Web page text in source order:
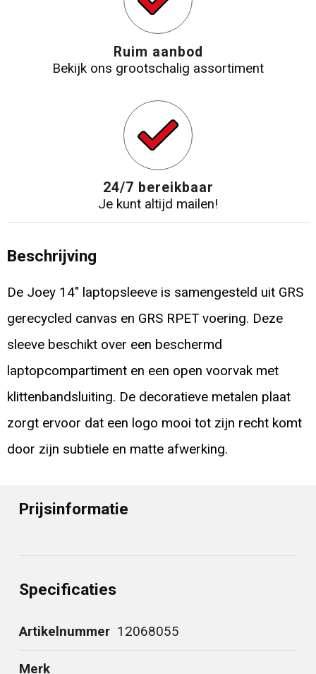
Ruim aanbod
Bekijk ons grootschalig assortiment
24/7 bereikbaar
Je kunt altijd mailen!
Beschrijving
De Joey 14" laptopsleeve is samengesteld uit GRS
gerecycled canvas en GRS RPET voering. Deze
sleeve beschikt over een beschermd
laptopcompartiment en een open voorvak met
klittenbandsluiting. De decoratieve metalen plaat
zorgt ervoor dat een logo mooi tot zijn recht komt
door zijn subtiele en matte afwerking.
Prijsinformatie
Specificaties
Artikelnummer 12068055
Merk